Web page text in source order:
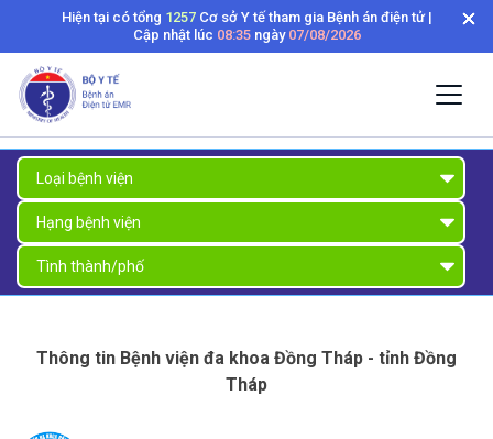
Hiện tại có tổng 1257Cơ sở Y tế tham gia Bệnh án điện tử |
Cập nhật lúc 08:35ngày 07/08/2026
Thông tin Bệnh viện đa khoa Đồng Tháp - tỉnh Đồng
Tháp